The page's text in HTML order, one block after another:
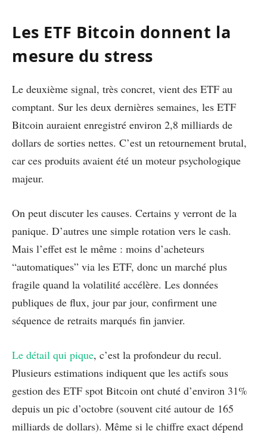
Les ETF Bitcoin donnent la
mesure du stress
Le deuxième signal, très concret, vient des ETF au
comptant. Sur les deux dernières semaines, les ETF
Bitcoin auraient enregistré environ 2,8 milliards de
dollars de sorties nettes. C’est un retournement brutal,
car ces produits avaient été un moteur psychologique
majeur.
On peut discuter les causes. Certains y verront de la
panique. D’autres une simple rotation vers le cash.
Mais l’effet est le même : moins d’acheteurs
“automatiques” via les ETF, donc un marché plus
fragile quand la volatilité accélère. Les données
publiques de flux, jour par jour, confirment une
séquence de retraits marqués fin janvier.
Le détail qui pique, c’est la profondeur du recul.
Plusieurs estimations indiquent que les actifs sous
gestion des ETF spot Bitcoin ont chuté d’environ 31%
depuis un pic d’octobre (souvent cité autour de 165
milliards de dollars). Même si le chiffre exact dépend